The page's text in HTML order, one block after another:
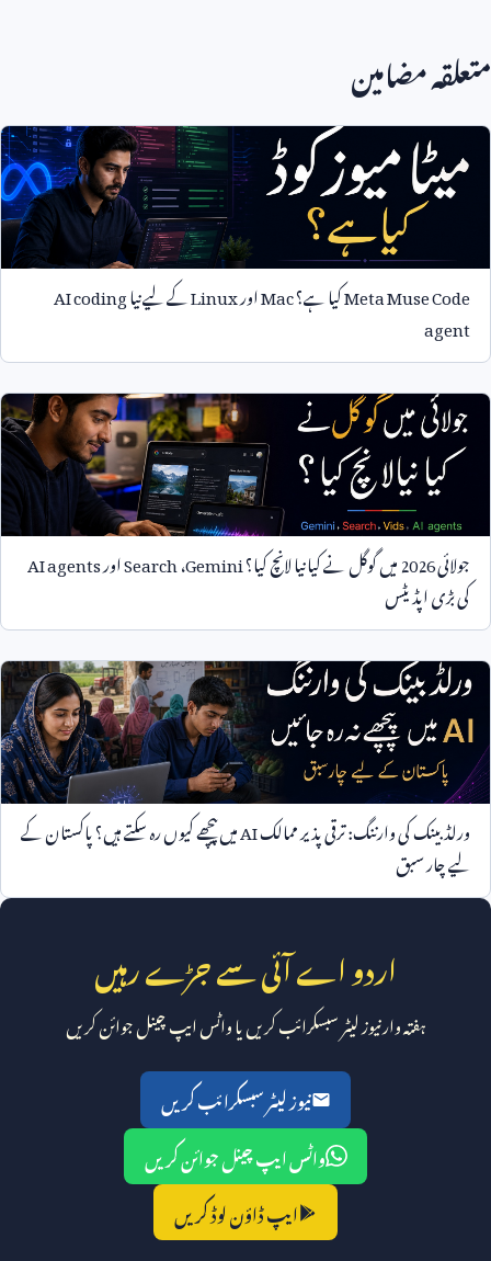
متعلقہ مضامین
Meta Muse Codeکیا ہے؟MacاورLinuxکے لیے نیاAI coding
agent
جولائی2026میں گوگل نے کیا نیا لانچ کیا؟Gemini،SearchاورAI agents
کی بڑی اپڈیٹس
ورلڈ بینک کی وارننگ: ترقی پذیر ممالکAIمیں پیچھے کیوں رہ سکتے ہیں؟ پاکستان کے
لیے چار سبق
اردو اے آئی سے جڑے رہیں
ہفتہ وار نیوز لیٹر سبسکرائب کریں یا واٹس ایپ چینل جوائن کریں
نیوز لیٹر سبسکرائب کریں
واٹس ایپ چینل جوائن کریں
ایپ ڈاؤن لوڈ کریں